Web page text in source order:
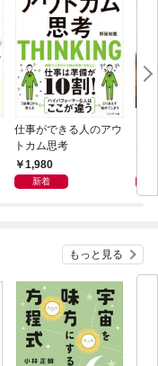
仕事ができる人のアウ
トカム思考
1,980
新着
もっと見る